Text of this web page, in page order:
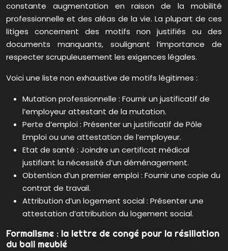
constante augmentation en raison de la mobilité
professionnelle et des aléas de la vie. La plupart de ces
litiges concernent des motifs non justifiés ou des
documents manquants, soulignant l’importance de
respecter scrupuleusement les exigences légales.
Voici une liste non exhaustive de motifs légitimes :
Mutation professionnelle : Fournir un justificatif de
l’employeur attestant de la mutation.
Perte d’emploi : Présenter un justificatif de Pôle
Emploi ou une attestation de l’employeur.
Etat de santé : Joindre un certificat médical
justifiant la nécessité d’un déménagement.
Obtention d’un premier emploi : Fournir une copie du
contrat de travail.
Attribution d’un logement social : Présenter une
attestation d’attribution du logement social.
Formalisme : la lettre de congé pour la résiliation
du bail meublé